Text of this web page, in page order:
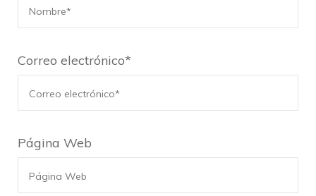
Correo electrónico*
Página Web